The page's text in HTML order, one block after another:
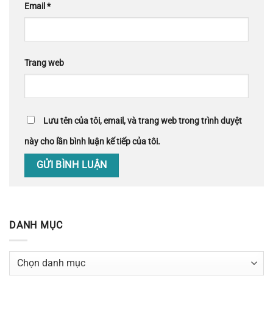
Email *
Trang web
Lưu tên của tôi, email, và trang web trong trình duyệt
này cho lần bình luận kế tiếp của tôi.
DANH MỤC
Danh